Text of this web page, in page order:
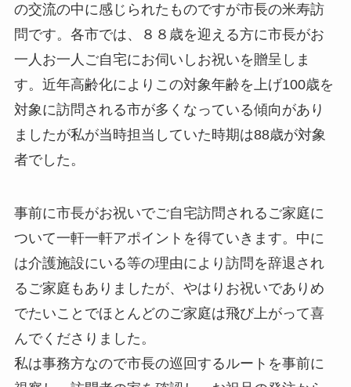
の交流の中に感じられたものですが市長の米寿訪
問です。各市では、８８歳を迎える方に市長がお
一人お一人ご自宅にお伺いしお祝いを贈呈しま
す。近年高齢化によりこの対象年齢を上げ100歳を
対象に訪問される市が多くなっている傾向があり
ましたが私が当時担当していた時期は88歳が対象
者でした。
事前に市長がお祝いでご自宅訪問されるご家庭に
ついて一軒一軒アポイントを得ていきます。中に
は介護施設にいる等の理由により訪問を辞退され
るご家庭もありましたが、やはりお祝いでありめ
でたいことでほとんどのご家庭は飛び上がって喜
んでくださりました。
私は事務方なので市長の巡回するルートを事前に